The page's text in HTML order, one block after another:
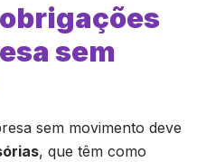
sem
sem movimento deve
, que têm como